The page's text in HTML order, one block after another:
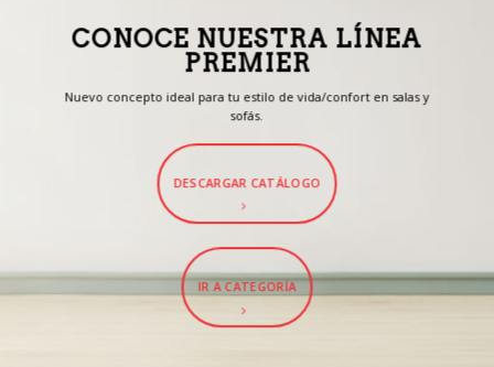
CONOCE NUESTRA LÍNEA
PREMIER
Nuevo concepto ideal para tu estilo de vida/confort en salas y
sofás.
DESCARGAR CATÁLOGO
IR A CATEGORÍA